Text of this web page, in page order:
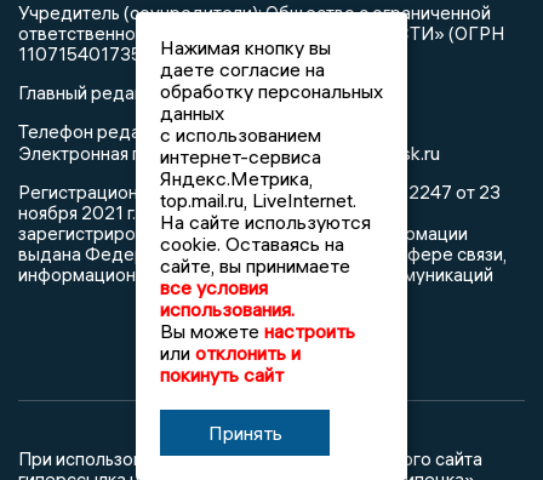
Учредитель (соучредители): Общество с ограниченной
ответственностью «РЕГИОНАЛЬНЫЕ НОВОСТИ» (ОГРН
1107154017354)
Главный редактор: Герцог Е.Г.
Телефон редакции: +7 903 699 9427
Электронная почта редакции:info@newslipetsk.ru
Регистрационный номер: серия Эл № ФС77-82247 от 23
ноября 2021 г. согласно выписке из реестра
зарегистрированных средств массовой информации
выдана Федеральной службой по надзору в сфере связи,
информационных технологий и массовых коммуникаций
При использовании любого материала с данного сайта
Нажимая кнопку вы
даете согласие на
обработку персональных
данных
с использованием
интернет-сервиса
Яндекс.Метрика,
top.mail.ru, LiveInternet.
На сайте используются
cookie. Оставаясь на
сайте, вы принимаете
все условия
использования.
Вы можете настроить
или отклонить и
покинуть сайт
Принять